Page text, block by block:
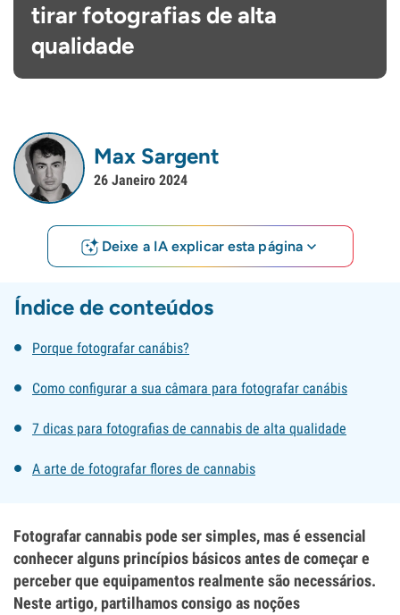
tirar fotografias de alta
qualidade
Max Sargent
26 Janeiro 2024
Deixe a IA explicar esta página
Índice de conteúdos
Porque fotografar canábis?
Como configurar a sua câmara para fotografar canábis
7 dicas para fotografias de cannabis de alta qualidade
A arte de fotografar flores de cannabis
Fotografar cannabis pode ser simples, mas é essencial
conhecer alguns princípios básicos antes de começar e
perceber que equipamentos realmente são necessários.
Neste artigo, partilhamos consigo as noções